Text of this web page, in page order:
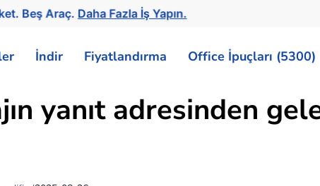
Beş Araç.Daha Fazla İş Yapın.
İndir Fiyatlandırma Office İpuçları (5300)
yanıt adresinden